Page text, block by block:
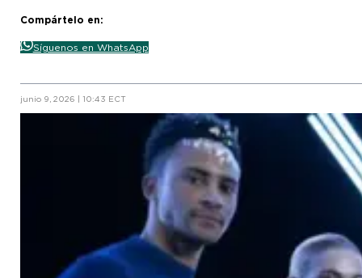
Compártelo en:
Síguenos en WhatsApp
junio 9, 2026 | 10:43 ECT